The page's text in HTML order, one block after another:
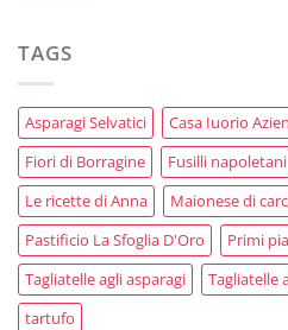
TAGS
Asparagi Selvatici Casa Iuorio
Fiori di Borragine
Fusilli napoletani
Le ricette di Anna
Maionese di
Pastificio La Sfoglia D'Oro
Primi
Tagliatelle agli asparagi
Tagliatelle
tartufo